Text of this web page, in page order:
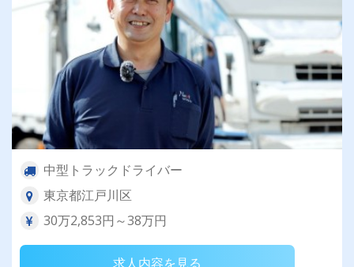
中型トラックドライバー
東京都江戸川区
30万2,853円～38万円
求人内容を見る